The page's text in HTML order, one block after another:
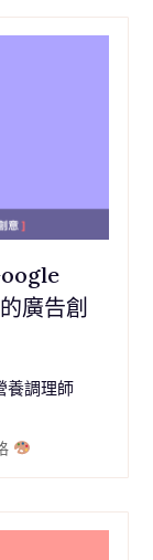
廣告創
養調理師